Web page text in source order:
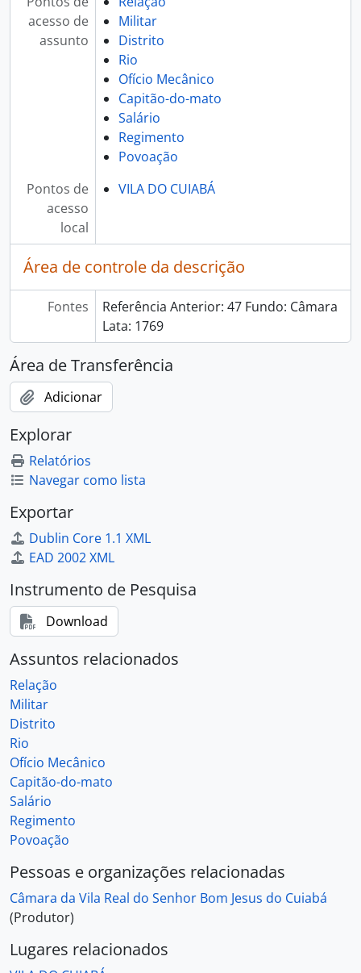
acesso de
assunto
Militar
Distrito
Rio
Ofício Mecânico
Capitão-do-mato
Salário
Regimento
Povoação
Pontos de
acesso
local
VILA DO CUIABÁ
Área de controle da descrição
Fontes
Referência Anterior: 47 Fundo: Câmara
Lata: 1769
Área de Transferência
Adicionar
Explorar
Relatórios
Navegar como lista
Exportar
Dublin Core 1.1 XML
EAD 2002 XML
Instrumento de Pesquisa
Download
Assuntos relacionados
Relação
Militar
Distrito
Rio
Ofício Mecânico
Capitão-do-mato
Salário
Regimento
Povoação
Pessoas e organizações relacionadas
Câmara da Vila Real do Senhor Bom Jesus do Cuiabá
(Produtor)
Lugares relacionados